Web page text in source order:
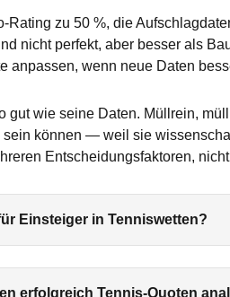
zu 50 %, die
nicht perfekt, aber besser als
anpassen, wenn neue Daten
gut wie seine Daten. Müllrein,
können — weil sie
Entscheidungsfaktoren,
Einsteiger in Tenniswetten?
erfolgreich Tennis-Quoten